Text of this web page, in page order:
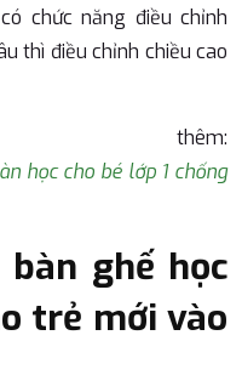
chức năng điều chỉnh
thì điều chỉnh chiều cao
thêm:
học cho bé lớp 1 chống
ghế học
trẻ mới vào